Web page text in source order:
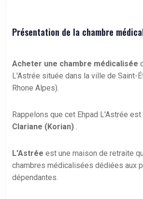
Présentation de la chambre
Acheter une chambre médicalisée
L'Astrée située dans la ville de Saint-
Rhone Alpes).
Rappelons que cet Ehpad L'Astrée
Clariane (Korian) .
L'Astrée est une maison de retraite
chambres médicalisées dédiées aux
dépendantes.